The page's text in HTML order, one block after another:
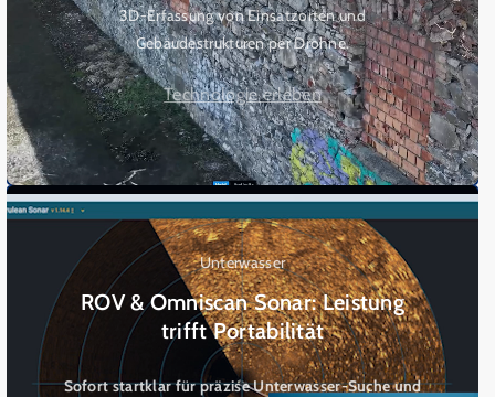
3D-Erfassung von Einsatzorten und
Gebäudestrukturen per Drohne.
Technologie erleben
Unterwasser
ROV & Omniscan Sonar: Leistung
trifft Portabilität
Sofort startklar für präzise Unterwasser-Suche und